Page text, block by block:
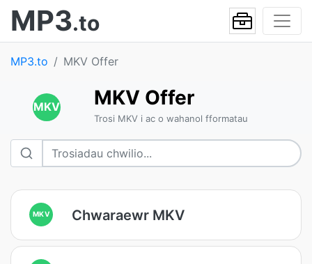
MP3.to
MP3.to MKV Offer
MKV MKV Offer
Trosi MKV i ac o wahanol fformatau
MKV Chwaraewr MKV